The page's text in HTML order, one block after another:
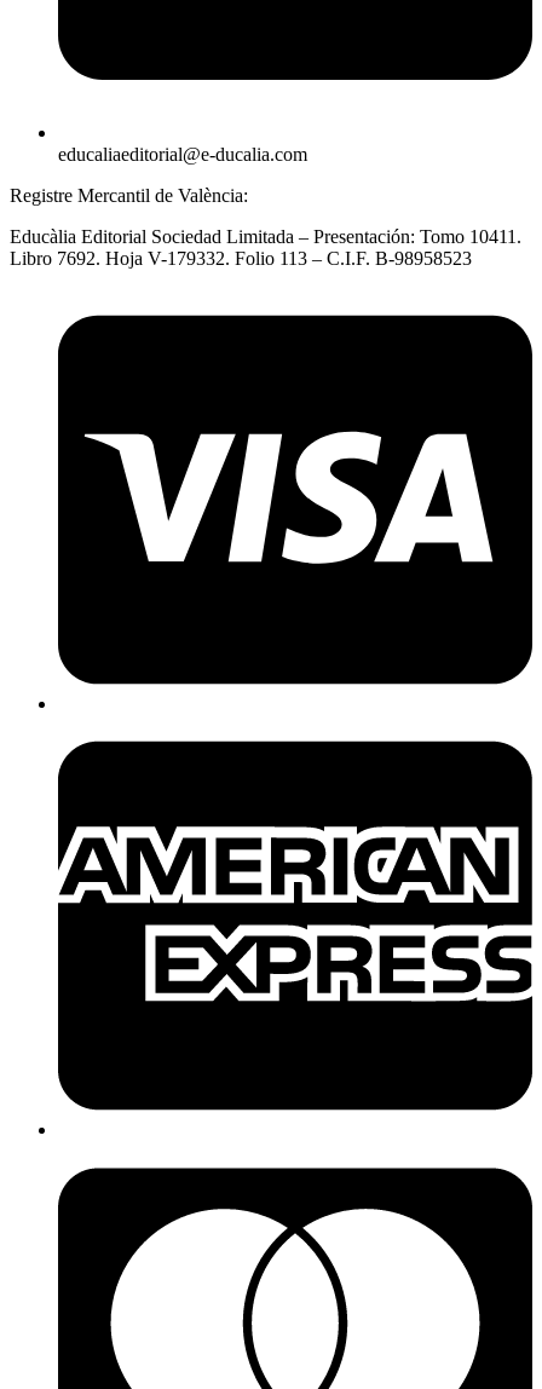
educaliaeditorial@e-ducalia.com
Registre Mercantil de València:
Educàlia Editorial Sociedad Limitada – Presentación: Tomo 10411.
Libro 7692. Hoja V-179332. Folio 113 – C.I.F. B-98958523